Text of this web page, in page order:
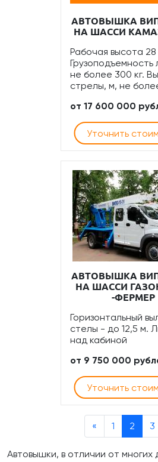
АВТОВЫШКА
НА ШАССИ
Рабочая высота
Грузоподъемность
не более 300 кг.
стрелы, м, не
от 17 600 000
Уточнить
АВТОВЫШКА
НА ШАССИ
-ФЕРМЕР
Горизонтальный
стелы - до 12,5 м.
над кабиной
от 9 750 000
Уточнить
« 1 2 3
Автовышки, в отличии от многих